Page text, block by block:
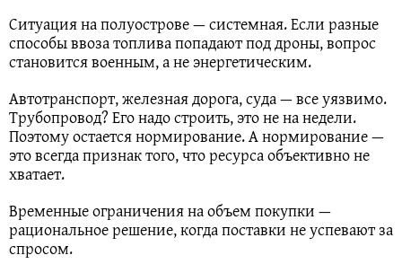
Ситуация на полуострове — системная. Если разные
способы ввоза топлива попадают под дроны, вопрос
становится военным, а не энергетическим.
Автотранспорт, железная дорога, суда — все уязвимо.
Трубопровод? Его надо строить, это не на недели.
Поэтому остается нормирование. А нормирование —
это всегда признак того, что ресурса объективно не
хватает.
Временные ограничения на объем покупки —
рациональное решение, когда поставки не успевают за
спросом.